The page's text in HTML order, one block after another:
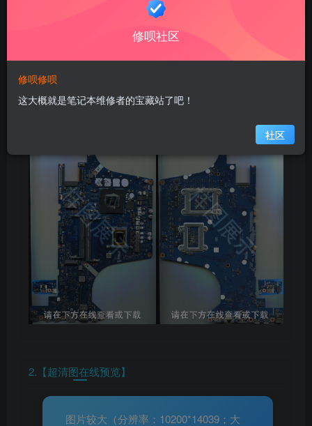
在线预览主板图
2.【超清图在线预览】
图片较大（分辨率：10200*14039；大
修呗社区
修呗修呗
这大概就是笔记本维修者的宝藏站了吧！
社区